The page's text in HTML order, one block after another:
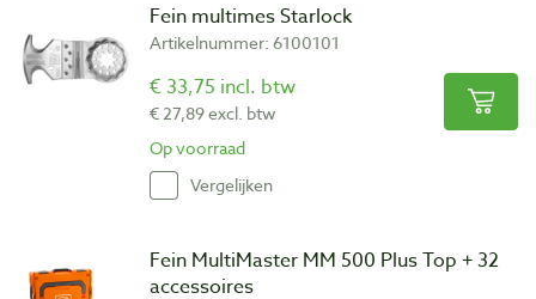
Fein multimes Starlock
Artikelnummer: 6100101
€ 33,75 incl. btw
€ 27,89 excl. btw
Op voorraad
Vergelijken
Fein MultiMaster MM 500 Plus Top + 32
accessoires